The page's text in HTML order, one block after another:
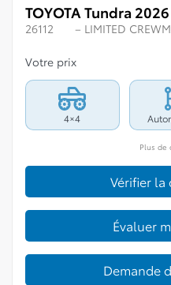
TOYOTA Tundra 2026
26112 – LIMITED
Votre prix
4×4
Plus de
Vérifier
Évaluer
Demande